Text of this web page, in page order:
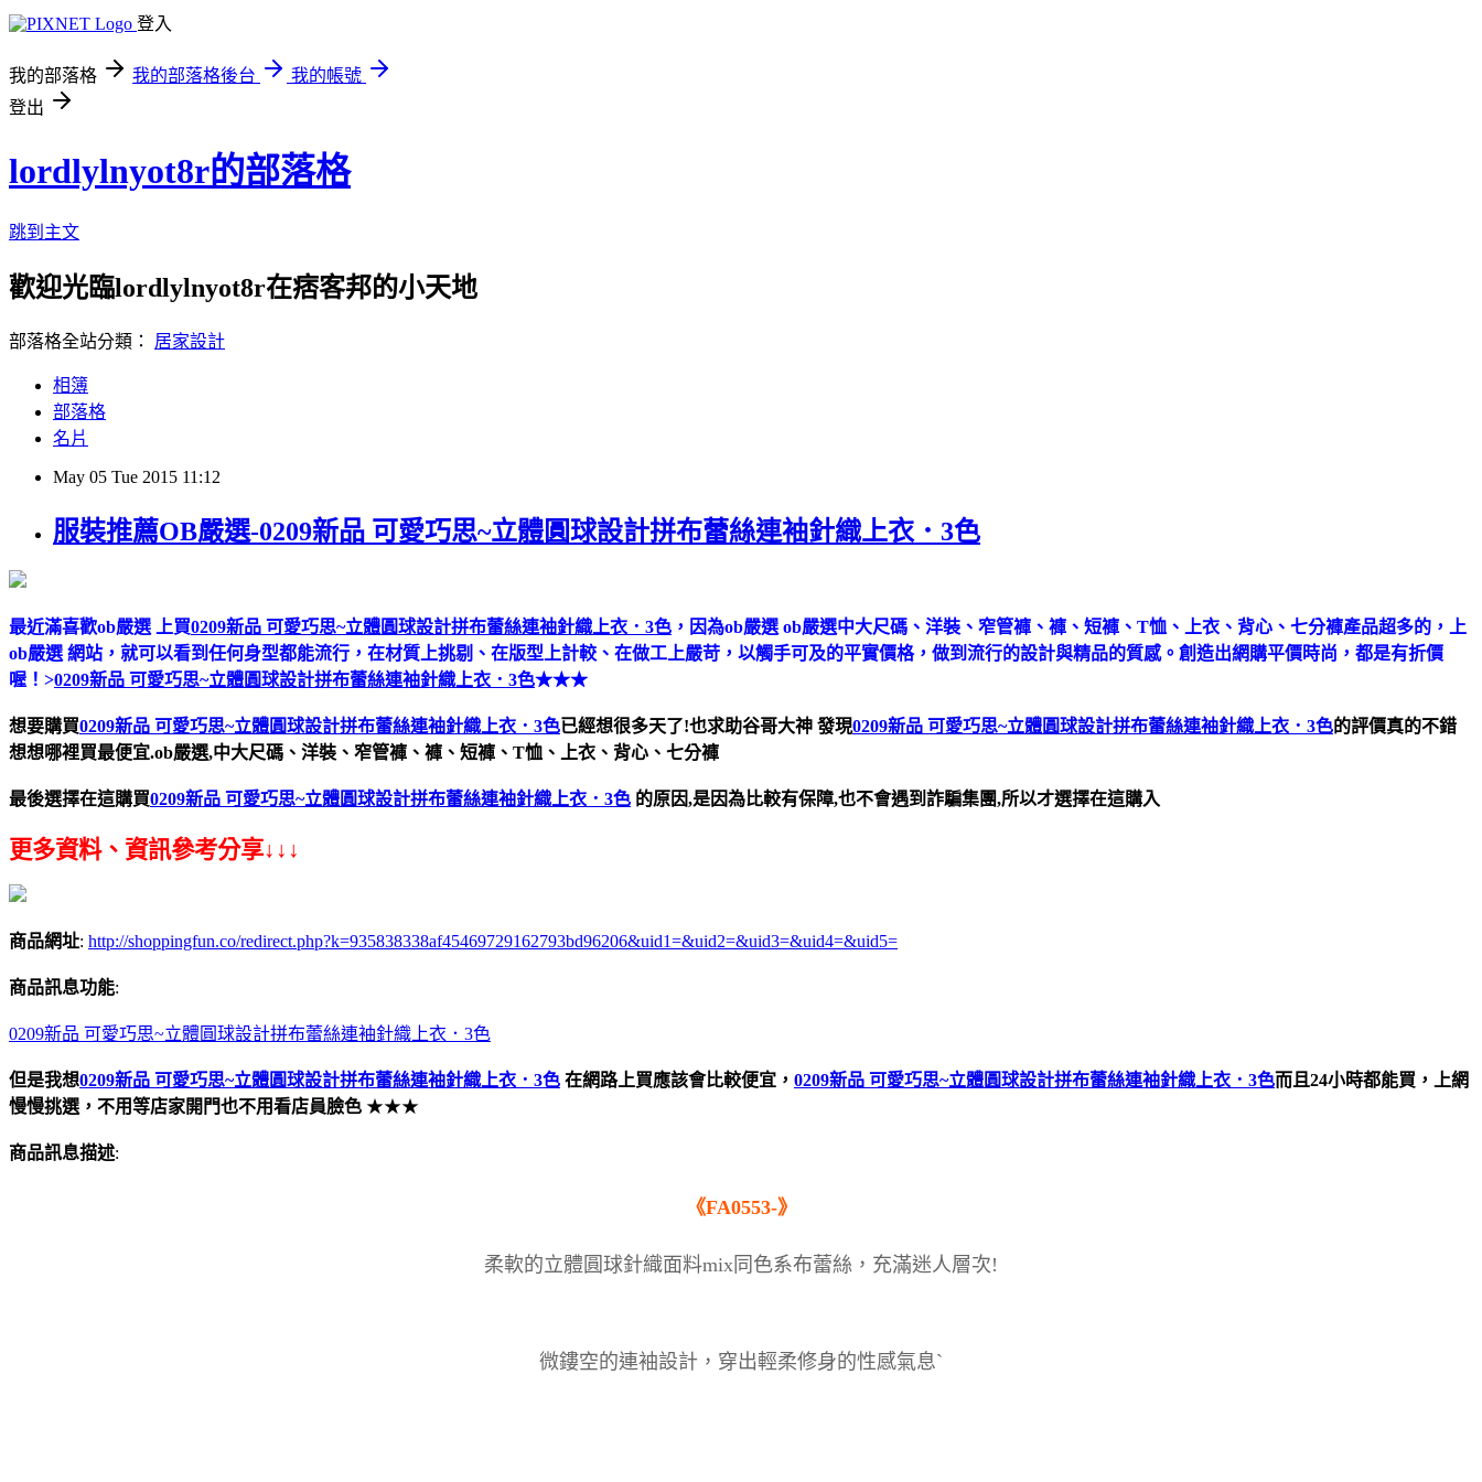
登入
我的部落格 我的部落格後台
我的帳號
登出
lordlylnyot8r的部落格
跳到主文
歡迎光臨lordlylnyot8r在痞客邦的小天地
部落格全站分類： 居家設計
相簿
部落格
名片
May 05 Tue 2015 11:12
服裝推薦OB嚴選-0209新品 可愛巧思~立體圓球設計拼布蕾絲連袖針織上衣．3色
最近滿喜歡ob嚴選 上買0209新品 可愛巧思~立體圓球設計拼布蕾絲連袖針織上衣．3色 ，因為ob嚴選 ob嚴選中大尺碼、洋裝、窄管褲、褲、短褲、T恤、上衣、背心、七分褲產品超多的，上
ob嚴選 網站，就可以看到任何身型都能流行，在材質上挑剔、在版型上計較、在做工上嚴苛，以觸手可及的平實價格，做到流行的設計與精品的質感。創造出網購平價時尚，都是有折價
喔！>0209新品 可愛巧思~立體圓球設計拼布蕾絲連袖針織上衣．3色★★★
想要購買0209新品 可愛巧思~立體圓球設計拼布蕾絲連袖針織上衣．3色已經想很多天了!也求助谷哥大神 發現0209新品 可愛巧思~立體圓球設計拼布蕾絲連袖針織上衣．3色的評價真的不錯
想想哪裡買最便宜.ob嚴選,中大尺碼、洋裝、窄管褲、褲、短褲、T恤、上衣、背心、七分褲
最後選擇在這購買0209新品 可愛巧思~立體圓球設計拼布蕾絲連袖針織上衣．3色 的原因,是因為比較有保障,也不會遇到詐騙集團,所以才選擇在這購入
更多資料、資訊參考分享↓↓↓
商品網址: http://shoppingfun.co/redirect.php?k=935838338af45469729162793bd96206&uid1=&uid2=&uid3=&uid4=&uid5=
商品訊息功能:
0209新品 可愛巧思~立體圓球設計拼布蕾絲連袖針織上衣．3色
但是我想0209新品 可愛巧思~立體圓球設計拼布蕾絲連袖針織上衣．3色 在網路上買應該會比較便宜， 0209新品 可愛巧思~立體圓球設計拼布蕾絲連袖針織上衣．3色而且24小時都能買，上網
慢慢挑選，不用等店家開門也不用看店員臉色 ★★★
商品訊息描述:
《FA0553-》
柔軟的立體圓球針織面料mix同色系布蕾絲，充滿迷人層次!
微鏤空的連袖設計，穿出輕柔修身的性感氣息`